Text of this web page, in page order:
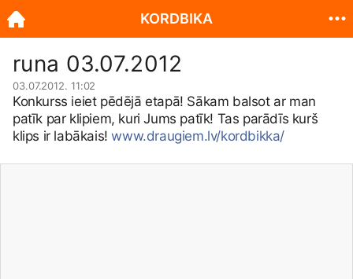
runa 03.07.2012
03.07.2012. 11:02
Konkurss ieiet pēdējā etapā! Sākam balsot ar man
patīk par klipiem, kuri Jums patīk! Tas parādīs kurš
klips ir labākais!www.draugiem.lv/kordbikka/
KORDBIKA